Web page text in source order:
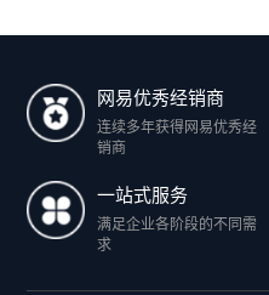
网易优秀经销商
连续多年获得网易优秀经
销商
一站式服务
满足企业各阶段的不同需
求